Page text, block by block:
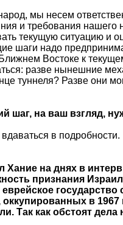
мы несем
и требования
текущую ситуацию и
шаги надо
Востоке к
разве нынешние
туннеля? Разве они
шаг, на ваш взгляд,
в
на днях в
признания
государство
оккупированных в
Так как обстоят